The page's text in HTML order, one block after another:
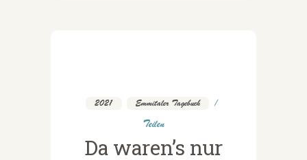
2021 Emmitaler Tagebuch
Teilen
Da waren’s nur